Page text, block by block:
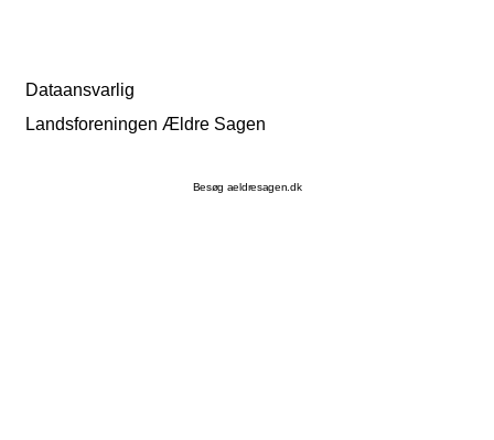
Dataansvarlig
Landsforeningen Ældre Sagen
Besøg aeldresagen.dk